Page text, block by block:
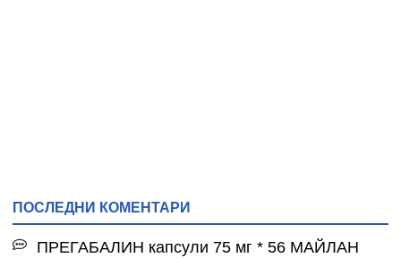
ПОСЛЕДНИ КОМЕНТАРИ
ПРЕГАБАЛИН капсули 75 мг * 56 МАЙЛАН